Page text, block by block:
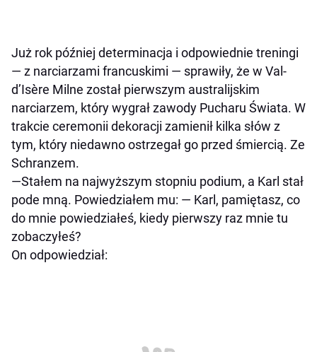
Już rok później determinacja i odpowiednie treningi
— z narciarzami francuskimi — sprawiły, że w Val-
d’Isère Milne został pierwszym australijskim
narciarzem, który wygrał zawody Pucharu Świata. W
trakcie ceremonii dekoracji zamienił kilka słów z
tym, który niedawno ostrzegał go przed śmiercią. Ze
Schranzem.
—Stałem na najwyższym stopniu podium, a Karl stał
pode mną. Powiedziałem mu: — Karl, pamiętasz, co
do mnie powiedziałeś, kiedy pierwszy raz mnie tu
zobaczyłeś?
On odpowiedział: